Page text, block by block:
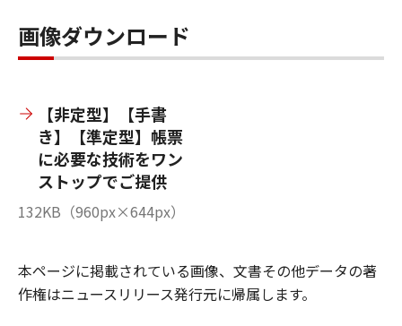
画像ダウンロード
【非定型】【手書
き】【準定型】帳票
に必要な技術をワン
ストップでご提供
132KB（960px×644px）
本ページに掲載されている画像、文書その他データの著
作権はニュースリリース発行元に帰属します。